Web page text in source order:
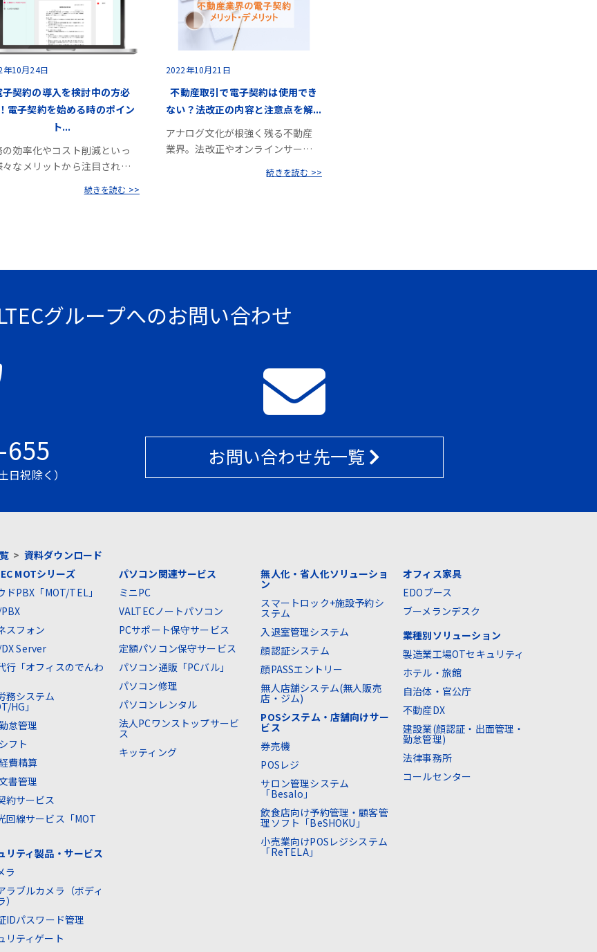
年10月24日
子契約の導入を検討中の方必
電子契約を始める時のポイン
ト...
の効率化やコスト削減といっ
々なメリットから注目され…
続きを読む >>
2022年10月21日
不動産取引で電子契約は使用でき
ない？法改正の内容と注意点を解...
アナログ文化が根強く残る不動産
業界。法改正やオンラインサー…
続きを読む >>
グループへのお問い合わせ
祝除く）
お問い合わせ先一覧
> 資料ダウンロード
MOTシリーズ
ドPBX「MOT/TEL」
スフォン
Server
行「オフィスのでんわ
務システム
HG」
怠管理
フト
費精算
書管理
約サービス
回線サービス「MOT
リティ製品・サービス
ラ
ラブルカメラ（ボディ
IDパスワード管理
リティゲート
パソコン関連サービス
ミニPC
VALTECノートパソコン
PCサポート保守サービス
定額パソコン保守サービス
パソコン通販「PCバル」
パソコン修理
パソコンレンタル
法人PCワンストップサービ
ス
キッティング
無人化・省人化ソリューショ
ン
スマートロック+施設予約シ
ステム
入退室管理システム
顔認証システム
顔PASSエントリー
無人店舗システム(無人販売
店・ジム)
POSシステム・店舗向けサー
ビス
券売機
POSレジ
サロン管理システム
「Besalo」
飲食店向け予約管理・顧客管
理ソフト「BeSHOKU」
小売業向けPOSレジシステム
「ReTELA」
オフィス家具
EDOブース
ブーメランデスク
業種別ソリューション
製造業工場OTセキュリティ
ホテル・旅館
自治体・官公庁
不動産DX
建設業(顔認証・出面管理・
勤怠管理)
法律事務所
コールセンター